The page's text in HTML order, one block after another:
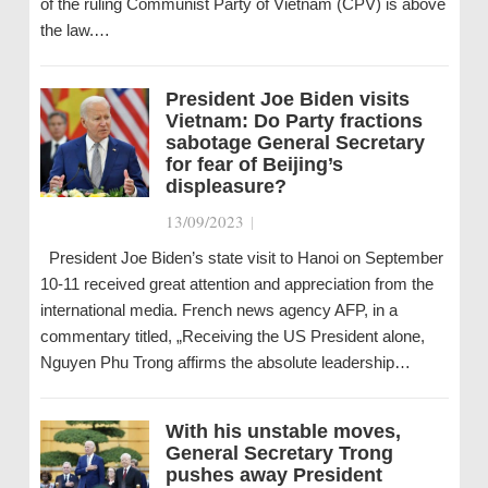
of the ruling Communist Party of Vietnam (CPV) is above
the law.…
President Joe Biden visits
Vietnam: Do Party fractions
sabotage General Secretary
for fear of Beijing’s
displeasure?
13/09/2023 |
President Joe Biden’s state visit to Hanoi on September
10-11 received great attention and appreciation from the
international media. French news agency AFP, in a
commentary titled, „Receiving the US President alone,
Nguyen Phu Trong affirms the absolute leadership…
With his unstable moves,
General Secretary Trong
pushes away President